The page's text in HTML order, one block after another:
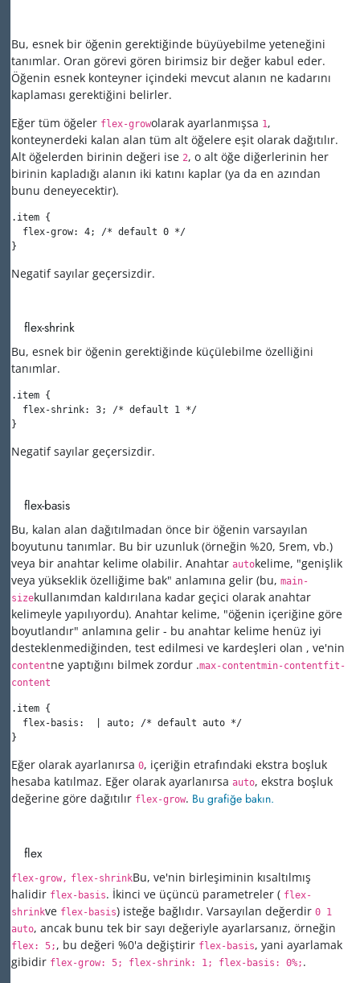
Bu, esnek bir öğenin gerektiğinde büyüyebilme yeteneğini
tanımlar. Oran görevi gören birimsiz bir değer kabul eder.
Öğenin esnek konteyner içindeki mevcut alanın ne kadarını
kaplaması gerektiğini belirler.
Eğer tüm öğeler flex-growolarak ayarlanmışsa 1,
konteynerdeki kalan alan tüm alt öğelere eşit olarak dağıtılır.
Alt öğelerden birinin değeri ise 2, o alt öğe diğerlerinin her
birinin kapladığı alanın iki katını kaplar (ya da en azından
bunu deneyecektir).
.item {
  flex-grow: 4; /* default 0 */
}
Negatif sayılar geçersizdir.
flex-shrink
Bu, esnek bir öğenin gerektiğinde küçülebilme özelliğini
tanımlar.
.item {
  flex-shrink: 3; /* default 1 */
}
Negatif sayılar geçersizdir.
flex-basis
Bu, kalan alan dağıtılmadan önce bir öğenin varsayılan
boyutunu tanımlar. Bu bir uzunluk (örneğin %20, 5rem, vb.)
veya bir anahtar kelime olabilir. Anahtar autokelime, "genişlik
veya yükseklik özelliğime bak" anlamına gelir (bu, main-
sizekullanımdan kaldırılana kadar geçici olarak anahtar
kelimeyle yapılıyordu). Anahtar kelime, "öğenin içeriğine göre
boyutlandır" anlamına gelir - bu anahtar kelime henüz iyi
desteklenmediğinden, test edilmesi ve kardeşleri olan , ve'nin
contentne yaptığını bilmek zordur .max-contentmin-contentfit-
content
.item {
  flex-basis:  | auto; /* default auto */
}
Eğer olarak ayarlanırsa 0, içeriğin etrafındaki ekstra boşluk
hesaba katılmaz. Eğer olarak ayarlanırsa auto, ekstra boşluk
değerine göre dağıtılır flex-grow. Bu grafiğe bakın.
flex
flex-grow, flex-shrinkBu, ve'nin birleşiminin kısaltılmış
halidir flex-basis. İkinci ve üçüncü parametreler ( flex-
shrinkve flex-basis) isteğe bağlıdır. Varsayılan değerdir 0 1
auto, ancak bunu tek bir sayı değeriyle ayarlarsanız, örneğin
flex: 5; , bu değeri %0'a değiştirir flex-basis, yani ayarlamak
gibidir flex-grow: 5; flex-shrink: 1; flex-basis: 0%; .